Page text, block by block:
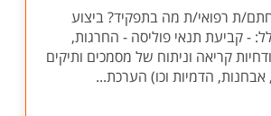
ת רפואי/ת מה בתפקיד? ביצוע
- קביעת תנאי פוליסה - החרגות,
קריאה וניתוח של מסמכים ותיקים
אבחנות, הדמיות וכו) הערכת...